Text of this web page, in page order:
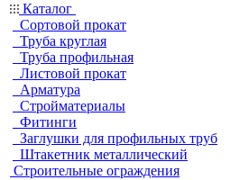
Каталог
Сортовой прокат
Труба круглая
Труба профильная
Листовой прокат
Арматура
Стройматериалы
Фитинги
Заглушки для профильных труб
Штакетник металлический
Строительные ограждения